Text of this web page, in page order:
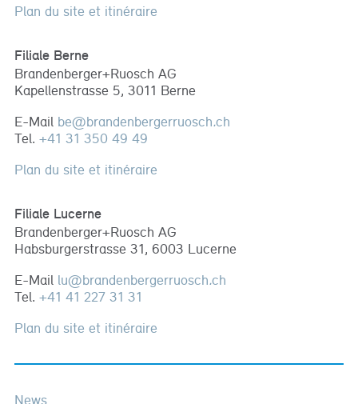
Plan du site et itinéraire
Filiale Berne
Brandenberger+Ruosch AG
Kapellenstrasse 5, 3011 Berne
E-Mail be@brandenbergerruosch.ch
Tel. +41 31 350 49 49
Plan du site et itinéraire
Filiale Lucerne
Brandenberger+Ruosch AG
Habsburgerstrasse 31, 6003 Lucerne
E-Mail lu@brandenbergerruosch.ch
Tel. +41 41 227 31 31
Plan du site et itinéraire
News